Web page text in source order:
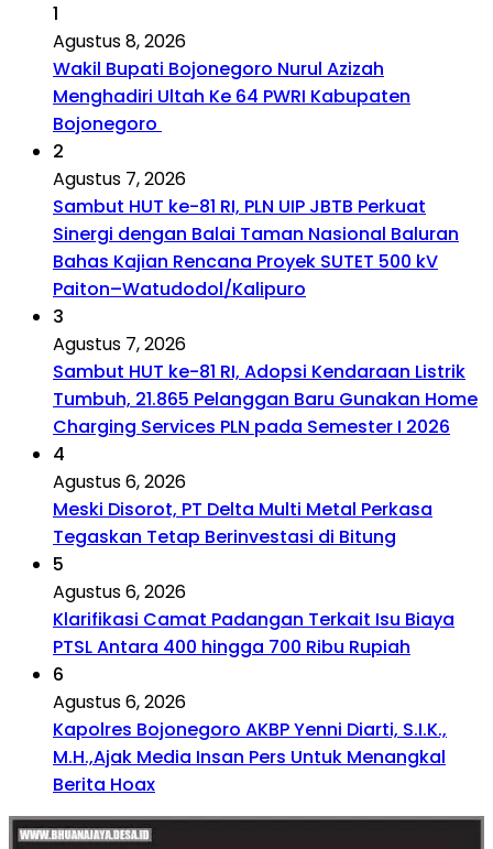
1
Agustus 8, 2026
Wakil Bupati Bojonegoro Nurul Azizah
Menghadiri Ultah Ke 64 PWRI Kabupaten
Bojonegoro
2
Agustus 7, 2026
Sambut HUT ke-81 RI, PLN UIP JBTB Perkuat
Sinergi dengan Balai Taman Nasional Baluran
Bahas Kajian Rencana Proyek SUTET 500 kV
Paiton–Watudodol/Kalipuro
3
Agustus 7, 2026
Sambut HUT ke-81 RI, Adopsi Kendaraan Listrik
Tumbuh, 21.865 Pelanggan Baru Gunakan Home
Charging Services PLN pada Semester I 2026
4
Agustus 6, 2026
Meski Disorot, PT Delta Multi Metal Perkasa
Tegaskan Tetap Berinvestasi di Bitung
5
Agustus 6, 2026
Klarifikasi Camat Padangan Terkait Isu Biaya
PTSL Antara 400 hingga 700 Ribu Rupiah
6
Agustus 6, 2026
Kapolres Bojonegoro AKBP Yenni Diarti, S.I.K.,
M.H.,Ajak Media Insan Pers Untuk Menangkal
Berita Hoax